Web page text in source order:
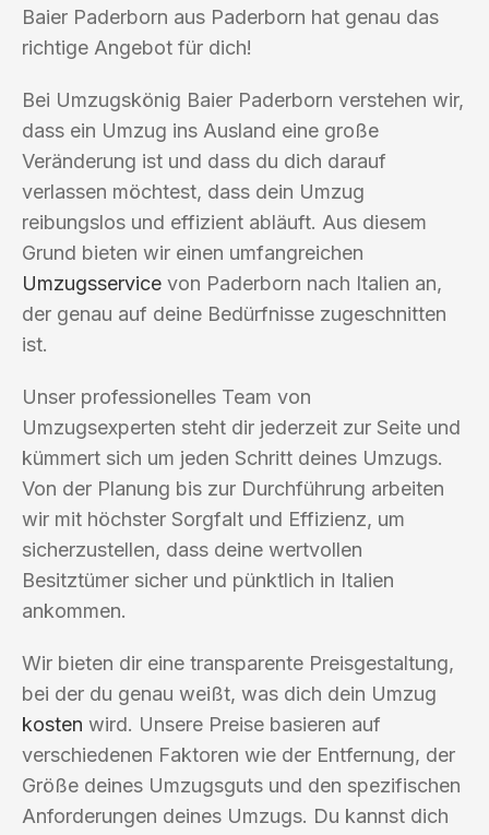
Baier Paderborn aus Paderborn hat genau das
richtige Angebot für dich!
Bei Umzugskönig Baier Paderborn verstehen wir,
dass ein Umzug ins Ausland eine große
Veränderung ist und dass du dich darauf
verlassen möchtest, dass dein Umzug
reibungslos und effizient abläuft. Aus diesem
Grund bieten wir einen umfangreichen
Umzugsservice von Paderborn nach Italien an,
der genau auf deine Bedürfnisse zugeschnitten
ist.
Unser professionelles Team von
Umzugsexperten steht dir jederzeit zur Seite und
kümmert sich um jeden Schritt deines Umzugs.
Von der Planung bis zur Durchführung arbeiten
wir mit höchster Sorgfalt und Effizienz, um
sicherzustellen, dass deine wertvollen
Besitztümer sicher und pünktlich in Italien
ankommen.
Wir bieten dir eine transparente Preisgestaltung,
bei der du genau weißt, was dich dein Umzug
kosten wird. Unsere Preise basieren auf
verschiedenen Faktoren wie der Entfernung, der
Größe deines Umzugsguts und den spezifischen
Anforderungen deines Umzugs. Du kannst dich